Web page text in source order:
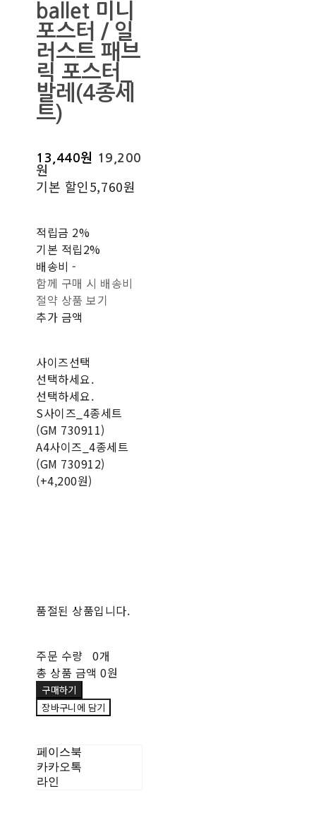
ballet 미니
포스터 / 일
러스트 패브
릭 포스터_
발레(4종세
트)
13,440원
19,200
원
기본 할인5,760원
적립금 2%
기본 적립2%
배송비-
함께 구매 시 배송비
절약 상품 보기
추가 금액
사이즈선택
선택하세요.
선택하세요.
S사이즈_4종세트
(GM 730911)
A4사이즈_4종세트
(GM 730912)
(+4,200원)
품절된 상품입니다.
주문 수량 0개
총 상품 금액 0원
구매하기
장바구니에 담기
페이스북
카카오톡
라인